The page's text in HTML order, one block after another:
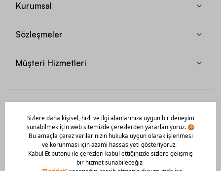
Kurumsal
Sözleşmeler
Müşteri Hizmetleri
Mobil Uygulamamızı Hemen İndir!